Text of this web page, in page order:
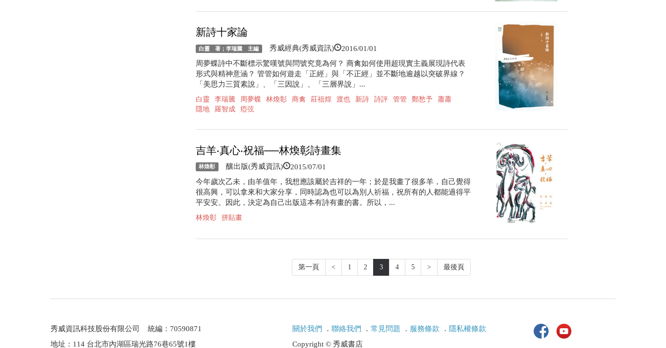
新詩十家論
白靈 著；李瑞騰 主編 秀威經典(秀威資訊) 2016/01/01
周夢蝶詩中不斷標示驚嘆號與問號究竟為何？ 商禽如何使用超現實主義展現詩代表
形式與精神意涵？ 管管如何遊走「正經」與「不正經」並不斷地逾越以突破界線？
「美思力三質素說」、「三因說」、「三層界說」...
白靈 李瑞騰 周夢蝶 林煥彰 商禽 莊祖煌 渡也 新詩 詩評 管管 鄭愁予
蕭蕭
隱地
羅智成 瘂弦
吉羊‧真心‧祝福──林煥彰詩畫集
林煥彰 釀出版(秀威資訊) 2015/07/01
今年歲次乙未，由羊值年，我想應該屬於吉祥的一年；於是我畫了很多羊，自己覺得
很高興，可以拿來和大家分享，同時認為也可以為別人祈福，祝所有的人都能過得平
平安安。因此，決定為自己出版這本有詩有畫的書。所以，...
林煥彰 拼貼畫
第一頁 < 1 2 3 4 5 > 最後頁
秀威資訊科技股份有限公司 統編：70590871
地址：114 台北市內湖區瑞光路76巷65號1樓
關於我們 ． 聯絡我們 ． 常見問題 ． 服務條款 ． 隱私權條款
Copyright © 秀威書店